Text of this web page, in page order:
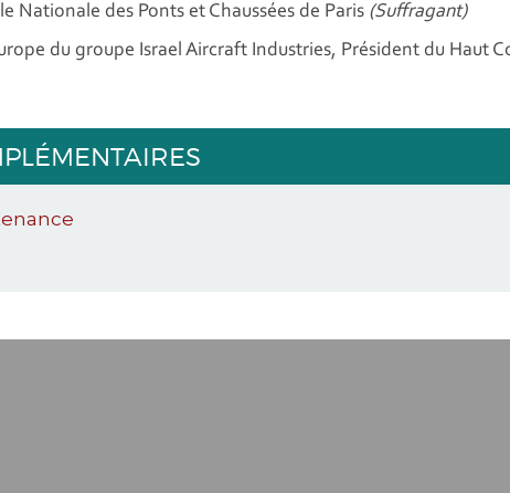
Nationale des Ponts et Chaussées de Paris (Suffragant)
du groupe Israel Aircraft Industries, Président du Haut